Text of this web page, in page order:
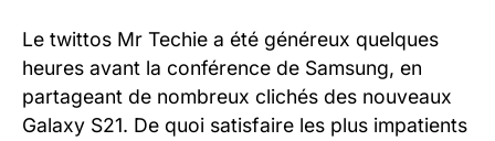
Le twittos Mr Techie a été généreux quelques
heures avant la conférence de Samsung, en
partageant de nombreux clichés des nouveaux
Galaxy S21. De quoi satisfaire les plus impatients